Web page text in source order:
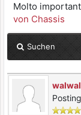
Molto
von Chassis
Suchen
walwal